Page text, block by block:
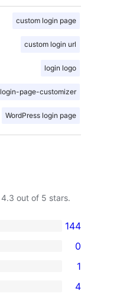
custom login page
custom login url
login logo
login-page-customizer
WordPress login page
4.3 out of 5 stars.
144
0
1
4